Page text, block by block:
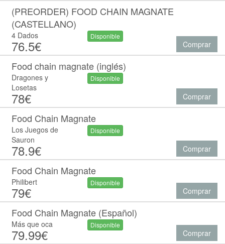
(PREORDER) FOOD CHAIN MAGNATE
(CASTELLANO)
4 Dados
76.5€
Disponible
Comprar
Food chain magnate (inglés)
Dragones y
Losetas
78€
Disponible
Comprar
Food Chain Magnate
Los Juegos de
Sauron
78.9€
Disponible
Comprar
Food Chain Magnate
Philibert
79€
Disponible
Comprar
Food Chain Magnate (Español)
Más que oca
79.99€
Disponible
Comprar